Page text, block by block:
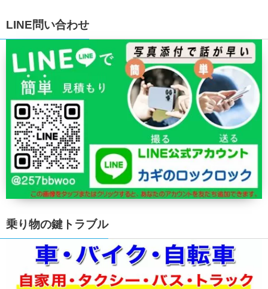
LINE問い合わせ
乗り物の鍵トラブル